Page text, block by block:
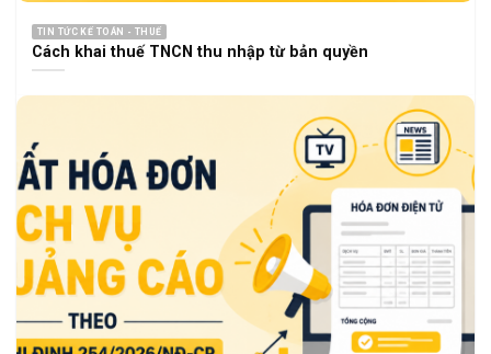
TIN TỨC KẾ TOÁN - THUẾ
Cách khai thuế TNCN thu nhập từ bản quyền